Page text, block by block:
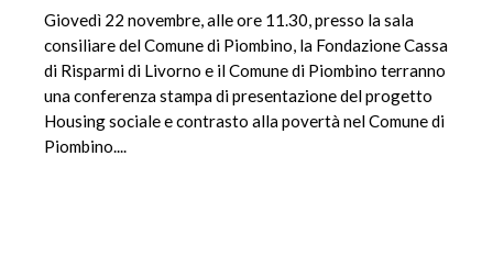
Giovedì 22 novembre, alle ore 11.30, presso la sala
consiliare del Comune di Piombino, la Fondazione Cassa
di Risparmi di Livorno e il Comune di Piombino terranno
una conferenza stampa di presentazione del progetto
Housing sociale e contrasto alla povertà nel Comune di
Piombino....